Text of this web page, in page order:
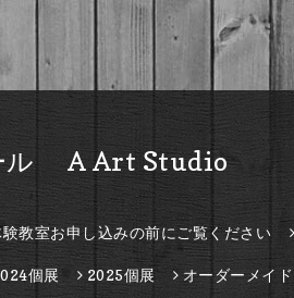
ル A Art Studio
教室お申し込みの前にご覧ください
個展 2025個展 オーダーメイ